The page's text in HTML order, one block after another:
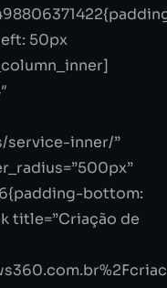
50px
service-inner/”
bottom:
title=”Criação de